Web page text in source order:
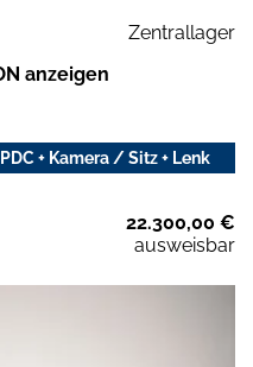
Zentrallager
anzeigen
+ Kamera / Sitz + Lenk
22.300,00 €
ausweisbar